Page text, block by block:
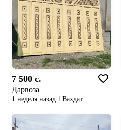
7 500 c.
Дарвоза
1 неделя назад Вахдат